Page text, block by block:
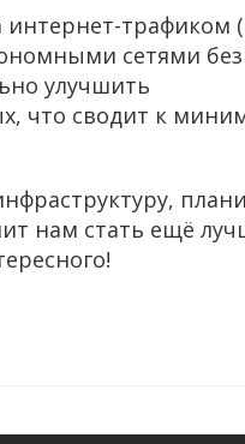
трафиком
сетями без
улучшить
что сводит к
нам стать ещё